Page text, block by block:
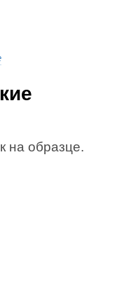
на образце.